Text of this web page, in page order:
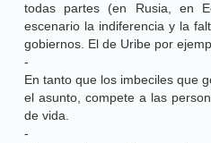
todas partes (en Rusia, en
escenario la indiferencia y la
gobiernos. El de Uribe por
-
En tanto que los imbeciles que
el asunto, compete a las
de vida.
-